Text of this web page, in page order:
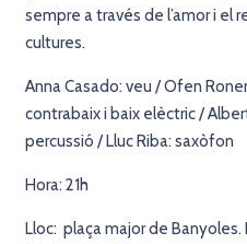
sempre a través de l’amor i el
cultures.
Anna Casado: veu / Ofen
contrabaix i baix elèctric /
percussió / Lluc Riba: saxòfon
Hora: 21h
Lloc: plaça major de Banyoles.